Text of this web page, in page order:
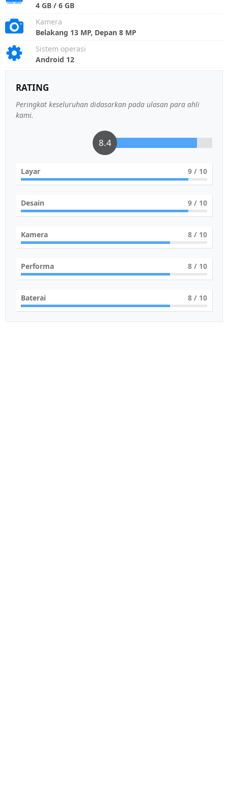
4 GB / 6 GB
Kamera
Belakang 13 MP, Depan 8 MP
Sistem operasi
Android 12
RATING
Peringkat keseluruhan didasarkan pada ulasan para ahli
kami.
8.4
Layar 9 / 10
Desain 9 / 10
Kamera 8 / 10
Performa 8 / 10
Baterai 8 / 10